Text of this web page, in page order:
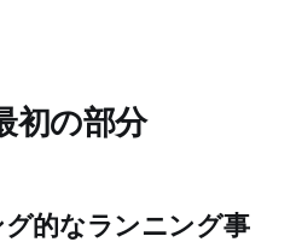
初の部分
的なランニング事